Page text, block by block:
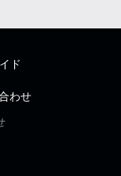
ド
わせ